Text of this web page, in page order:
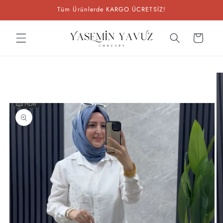
Tüm Ürünlerde KARGO ÜCRETSİZ!
Sepet